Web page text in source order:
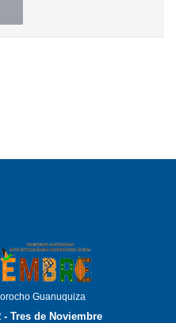
Guanuquiza
- Tres de Noviembre